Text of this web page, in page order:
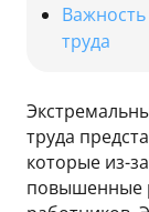
труда
которые из-
повышенные
труда